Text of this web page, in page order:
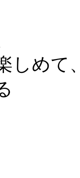
しめて